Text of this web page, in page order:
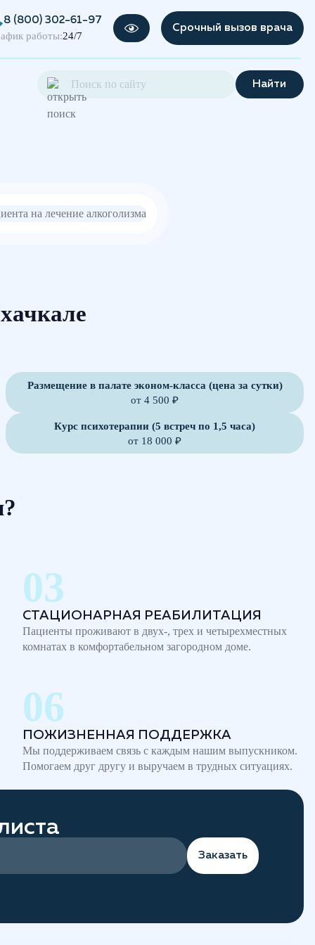
8 (800) 302-61-97
работы:24/7
Срочный вызов врача
Найти
Размещение в палате эконом-класса (цена за сутки)
от 4 500 ₽
Курс психотерапии (5 встреч по 1,5 часа)
от 18 000 ₽
СТАЦИОНАРНАЯ РЕАБИЛИТАЦИЯ
Пациенты проживают в двух-, трех и четырехместных
комнатах в комфортабельном загородном доме.
ПОЖИЗНЕННАЯ ПОДДЕРЖКА
Мы поддерживаем связь с каждым нашим выпускником.
Помогаем друг другу и выручаем в трудных ситуациях.
Заказать